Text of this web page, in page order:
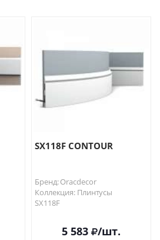
SX118F CONTOUR
Бренд: Oracdecor
Коллекция: Плинтусы
SX118F
5 583 /шт.